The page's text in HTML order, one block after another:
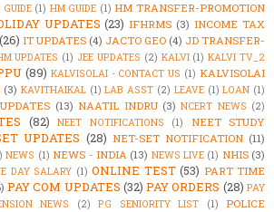
(1) HM GUIDE (1) HM TRANSFER-PROMOTION
UPDATES (23) IFHRMS (3) INCOME TAX
(26) IT UPDATES (4) JACTO GEO (4) JD TRANSFER-
UPDATES (1) JEE UPDATES (2) KALVI (1) KALVI TV_2
(89) KALVISOLAI - CONTACT US (1) KALVISOLAI
(3) KAVITHAIKAL (1) LAB ASST (2) LEAVE (1) LOAN (1)
(13) NAATIL INDRU (3) NCERT NEWS (2)
(82) NEET NOTIFICATIONS (1)
NEET STUDY
UPDATES (28) NET-SET NOTIFICATION (11)
NEWS (1) NEWS - INDIA (13) NEWS LIVE (1) NHIS (3)
DAY SALARY (1) ONLINE TEST (53) PART TIME
PAY COM UPDATES (32) PAY ORDERS (28) PAY
NEWS (2) PG SENIORITY LIST (1)
POLICE